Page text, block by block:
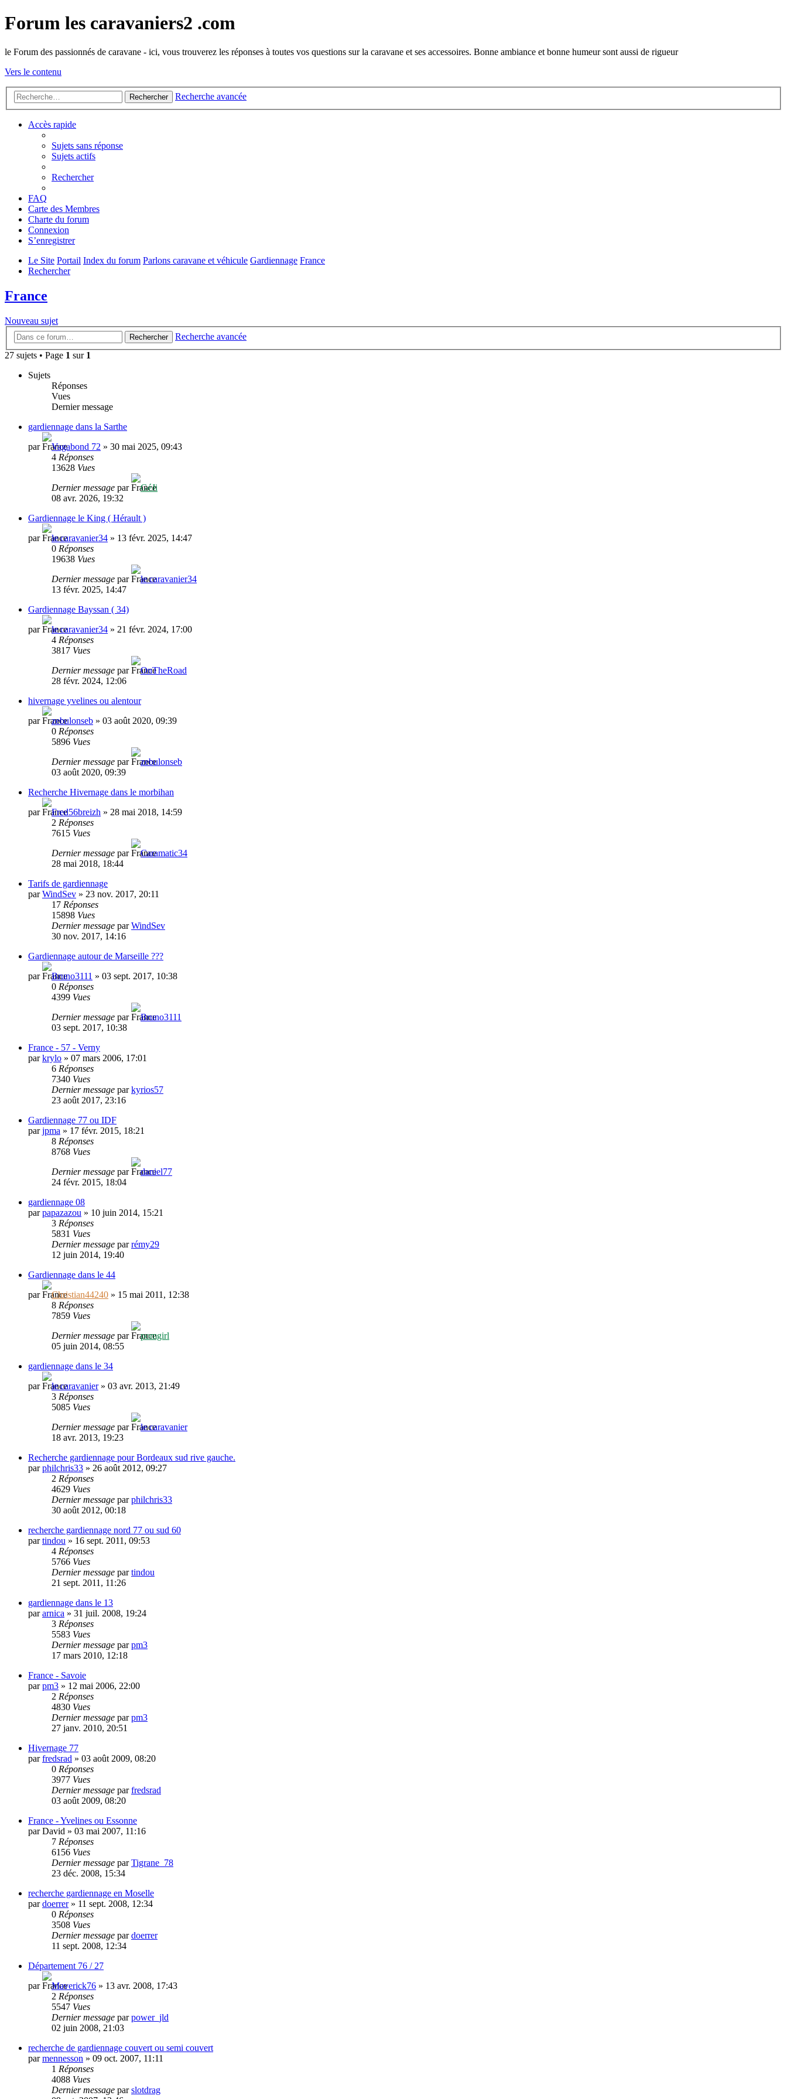
Forum les caravaniers2 .com
le Forum des passionnés de caravane - ici, vous trouverez les réponses à toutes vos questions sur la caravane et ses accessoires. Bonne ambiance et bonne humeur sont aussi de rigueur
Vers le contenu
Rechercher Recherche avancée
Accès rapide
Sujets sans réponse
Sujets actifs
Rechercher
FAQ
Carte des Membres
Charte du forum
Connexion
S’enregistrer
Le Site Portail Index du forum Parlons caravane et véhicule Gardiennage France
Rechercher
France
Nouveau sujet
Rechercher
Recherche avancée
27 sujets • Page 1 sur 1
Sujets
Réponses
Vues
Dernier message
gardiennage dans la Sarthe
par
Vagabond 72 » 30 mai 2025, 09:43
4 Réponses
13628 Vues
Dernier message par
GéJi
08 avr. 2026, 19:32
Gardiennage le King ( Hérault )
par
le caravanier34 » 13 févr. 2025, 14:47
0 Réponses
19638 Vues
Dernier message par
le caravanier34
13 févr. 2025, 14:47
Gardiennage Bayssan ( 34)
par
le caravanier34 » 21 févr. 2024, 17:00
4 Réponses
3817 Vues
Dernier message par
OnTheRoad
28 févr. 2024, 12:06
hivernage yvelines ou alentour
par
zebulonseb » 03 août 2020, 09:39
0 Réponses
5896 Vues
Dernier message par
zebulonseb
03 août 2020, 09:39
Recherche Hivernage dans le morbihan
par
Fred56breizh » 28 mai 2018, 14:59
2 Réponses
7615 Vues
Dernier message par
Caramatic34
28 mai 2018, 18:44
Tarifs de gardiennage
parWindSev » 23 nov. 2017, 20:11
17 Réponses
15898 Vues
Dernier message parWindSev
30 nov. 2017, 14:16
Gardiennage autour de Marseille ???
par
Bruno3111 » 03 sept. 2017, 10:38
0 Réponses
4399 Vues
Dernier message par
Bruno3111
03 sept. 2017, 10:38
France - 57 - Verny
parkrylo » 07 mars 2006, 17:01
6 Réponses
7340 Vues
Dernier message parkyrios57
23 août 2017, 23:16
Gardiennage 77 ou IDF
parjpma » 17 févr. 2015, 18:21
8 Réponses
8768 Vues
Dernier message par
daniel77
24 févr. 2015, 18:04
gardiennage 08
parpapazazou » 10 juin 2014, 15:21
3 Réponses
5831 Vues
Dernier message parrémy29
12 juin 2014, 19:40
Gardiennage dans le 44
par
Christian44240 » 15 mai 2011, 12:38
8 Réponses
7859 Vues
Dernier message par
pomgirl
05 juin 2014, 08:55
gardiennage dans le 34
par
le caravanier» 03 avr. 2013, 21:49
3 Réponses
5085 Vues
Dernier message par
le caravanier
18 avr. 2013, 19:23
Recherche gardiennage pour Bordeaux sud rive gauche.
parphilchris33 » 26 août 2012, 09:27
2 Réponses
4629 Vues
Dernier message parphilchris33
30 août 2012, 00:18
recherche gardiennage nord 77 ou sud 60
partindou » 16 sept. 2011, 09:53
4 Réponses
5766 Vues
Dernier message partindou
21 sept. 2011, 11:26
gardiennage dans le 13
pararnica » 31 juil. 2008, 19:24
3 Réponses
5583 Vues
Dernier message parpm3
17 mars 2010, 12:18
France - Savoie
parpm3 » 12 mai 2006, 22:00
2 Réponses
4830 Vues
Dernier message parpm3
27 janv. 2010, 20:51
Hivernage 77
parfredsrad » 03 août 2009, 08:20
0 Réponses
3977 Vues
Dernier message parfredsrad
03 août 2009, 08:20
France - Yvelines ou Essonne
parDavid » 03 mai 2007, 11:16
7 Réponses
6156 Vues
Dernier message parTigrane_78
23 déc. 2008, 15:34
recherche gardiennage en Moselle
pardoerrer» 11 sept. 2008, 12:34
0 Réponses
3508 Vues
Dernier message pardoerrer
11 sept. 2008, 12:34
Département 76 / 27
par
Maverick76 » 13 avr. 2008, 17:43
2 Réponses
5547 Vues
Dernier message parpower_jld
02 juin 2008, 21:03
recherche de gardiennage couvert ou semi couvert
parmennesson » 09 oct. 2007, 11:11
1 Réponses
4088 Vues
Dernier message parslotdrag